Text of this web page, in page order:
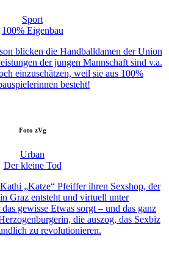
Sport
100% Eigenbau
blicken die Handballdamen der Union
der jungen Mannschaft sind v.a.
einzuschätzen, weil sie aus 100%
besteht!
Foto zVg
Urban
Der kleine Tod
„Katze“ Pfeiffer ihren Sexshop, der
Graz entsteht und virtuell unter
gewisse Etwas sorgt – und das ganz
die auszog, das Sexbiz
zu revolutionieren.